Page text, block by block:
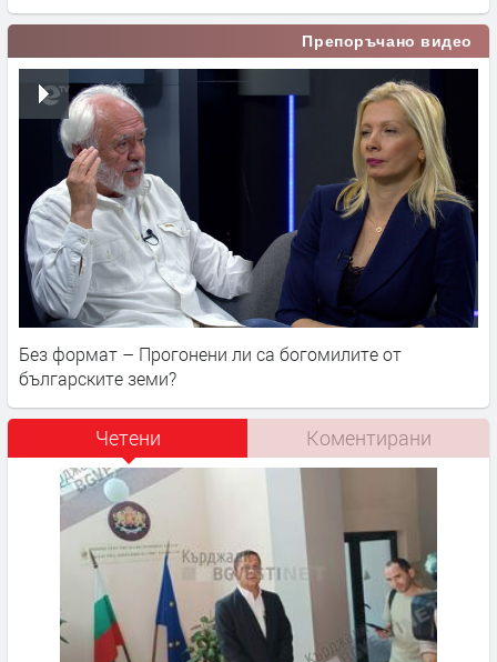
Препоръчано видео
Без формат – Прогонени ли са богомилите от
българските земи?
Четени Коментирани